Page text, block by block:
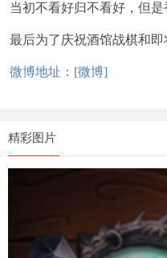
当初不看好归不看好，但
最后为了庆祝酒馆战棋和
微博地址：[微博]
精彩图片